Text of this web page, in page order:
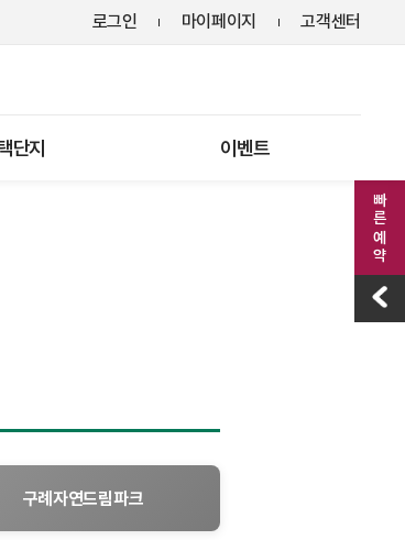
로그인 마이페이지 고객센터
단지 이벤트
빠른 예약
구례자연드림파크